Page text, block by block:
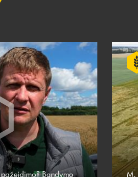
Bandymo M.